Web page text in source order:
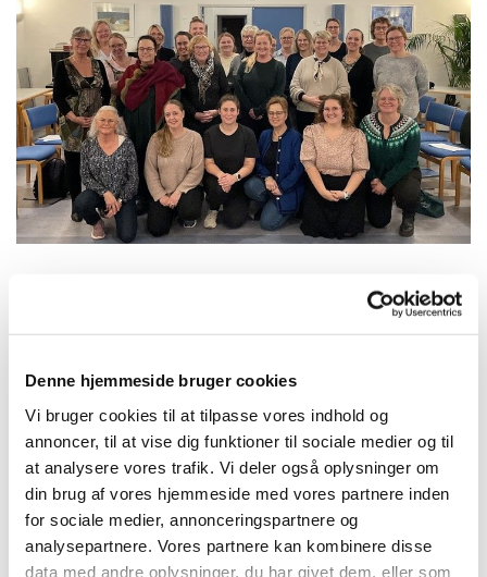
Denne hjemmeside bruger cookies
Vi bruger cookies til at tilpasse vores indhold og
annoncer, til at vise dig funktioner til sociale medier og til
at analysere vores trafik. Vi deler også oplysninger om
din brug af vores hjemmeside med vores partnere inden
for sociale medier, annonceringspartnere og
analysepartnere. Vores partnere kan kombinere disse
data med andre oplysninger, du har givet dem, eller som
Du vil måske også kunne lide...